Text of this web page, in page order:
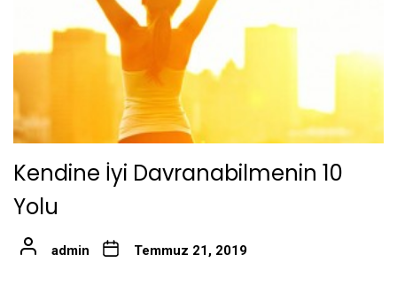
Kendine İyi Davranabilmenin 10
Yolu
admin Temmuz 21, 2019